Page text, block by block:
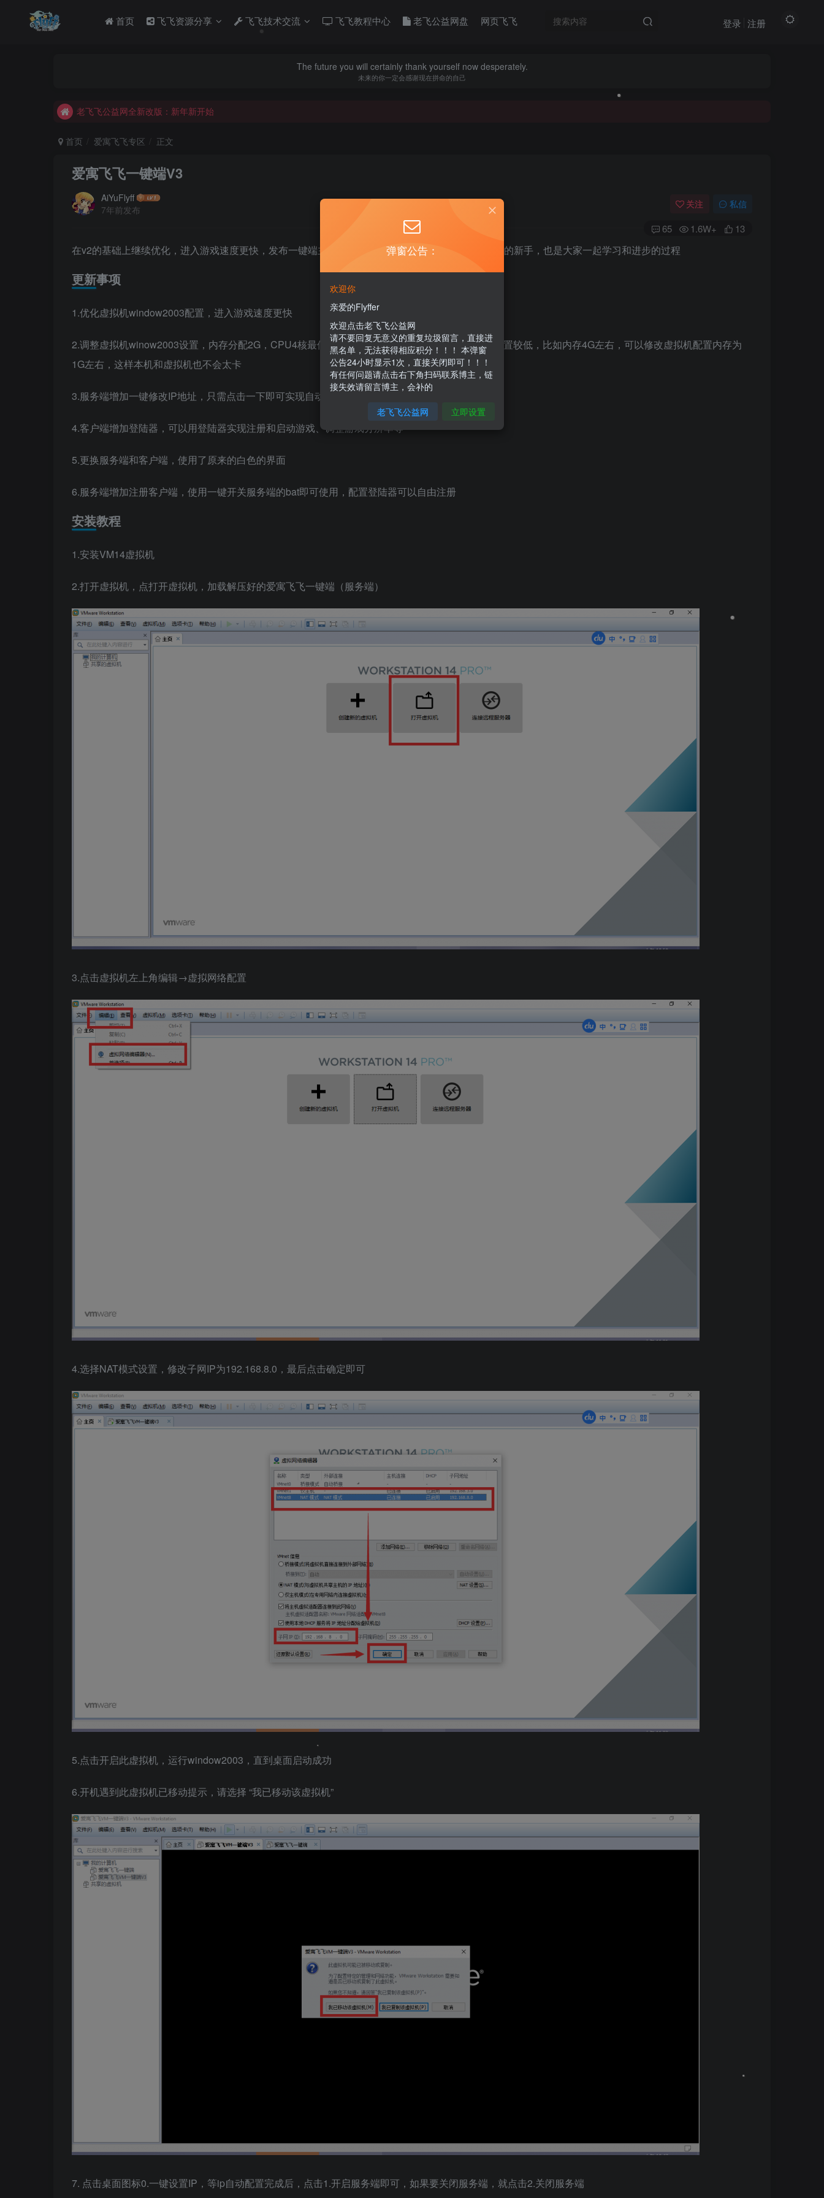
首页 飞飞资源分享 飞飞技术交流 飞飞教程中心 老飞公益网盘 网页飞飞 登录 注册
The future you will certainly thank yourself now desperately.
未来的你一定会感谢现在拼命的自己
老飞飞公益网全新改版：新年新开始
首页 爱寓飞飞专区 正文
爱寓飞飞一键端V3
AiYuFlyff
7年前发布
关注 私信
65 1.6W+ 13
在v2的基础上继续优化，进入游戏速度更快，发布一键端主要是方便那些不想安装SQL、配置服务端的新手，也是大家一起学习和进步的过程
更新事项
1.优化虚拟机window2003配置，进入游戏速度更快
2.调整虚拟机winow2003设置，内存分配2G，CPU4核最佳，电脑配置高的可以在增加，如果电脑配置较低，比如内存4G左右，可以修改虚拟机配置内存为
1G左右，这样本机和虚拟机也不会太卡
3.服务端增加一键修改IP地址，只需点击一下即可实现自动设置ip
4.客户端增加登陆器，可以用登陆器实现注册和启动游戏、调整游戏分辨率等
5.更换服务端和客户端，使用了原来的白色的界面
6.服务端增加注册客户端，使用一键开关服务端的bat即可使用，配置登陆器可以自由注册
安装教程
1.安装VM14虚拟机
2.打开虚拟机，点打开虚拟机，加载解压好的爱寓飞飞一键端（服务端）
3.点击虚拟机左上角编辑→虚拟网络配置
4.选择NAT模式设置，修改子网IP为192.168.8.0，最后点击确定即可
5.点击开启此虚拟机，运行window2003，直到桌面启动成功
6.开机遇到此虚拟机已移动提示，请选择 “我已移动该虚拟机”
7. 点击桌面图标0.一键设置IP，等ip自动配置完成后，点击1.开启服务端即可，如果要关闭服务端，就点击2.关闭服务端
弹窗公告：
欢迎你
亲爱的Flyffer
欢迎点击老飞飞公益网
请不要回复无意义的重复垃圾留言，直接进
黑名单，无法获得相应积分！！！ 本弹窗
公告24小时显示1次，直接关闭即可！！！
有任何问题请点击右下角扫码联系博主，链
接失效请留言博主，会补的
老飞飞公益网 立即设置